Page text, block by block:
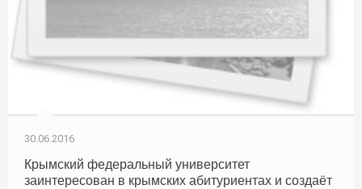
30.06.2016
Крымский федеральный университет
заинтересован в крымских абитуриентах и создаёт